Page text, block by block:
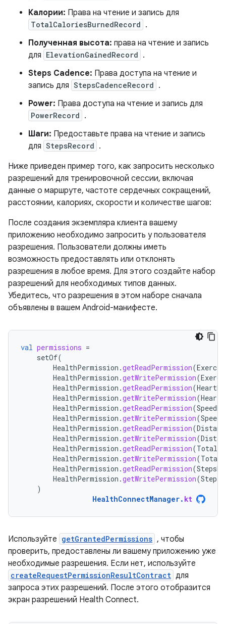
Калории: Права на чтение и запись для
TotalCaloriesBurnedRecord .
Полученная высота: права на чтение и запись
для ElevationGainedRecord .
Steps Cadence: Права доступа на чтение и
запись для StepsCadenceRecord .
Power: Права доступа на чтение и запись для
PowerRecord .
Шаги: Предоставьте права на чтение и запись
для StepsRecord .
Ниже приведен пример того, как запросить несколько
разрешений для тренировочной сессии, включая
данные о маршруте, частоте сердечных сокращений,
расстоянии, калориях, скорости и количестве шагов:
После создания экземпляра клиента вашему
приложению необходимо запросить у пользователя
разрешения. Пользователи должны иметь
возможность предоставлять или отклонять
разрешения в любое время. Для этого создайте набор
разрешений для необходимых типов данных.
Убедитесь, что разрешения в этом наборе сначала
объявлены в вашем Android-манифесте.
val permissions =
setOf(
HealthPermission .getReadPermission(
HealthPermission .getWritePermission(
HealthPermission .getReadPermission(
HealthPermission .getWritePermission(
HealthPermission .getReadPermission(
HealthPermission .getWritePermission(
HealthPermission .getReadPermission(
HealthPermission .getWritePermission(
HealthPermission .getReadPermission(
HealthPermission .getWritePermission(
HealthPermission .getReadPermission(
HealthPermission .getWritePermission(
)
HealthConnectManager. kt
Используйте getGrantedPermissions , чтобы
проверить, предоставлены ли вашему приложению уже
необходимые разрешения. Если нет, используйте
createRequestPermissionResultContract для
запроса этих разрешений. После этого отобразится
экран разрешений Health Connect.